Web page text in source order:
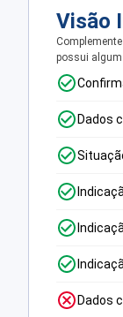
Visão
possui
Dados
Dados